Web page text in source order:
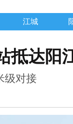
江城
抵达阳
级对接